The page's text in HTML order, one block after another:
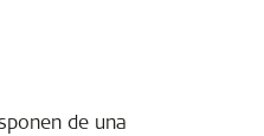
de una